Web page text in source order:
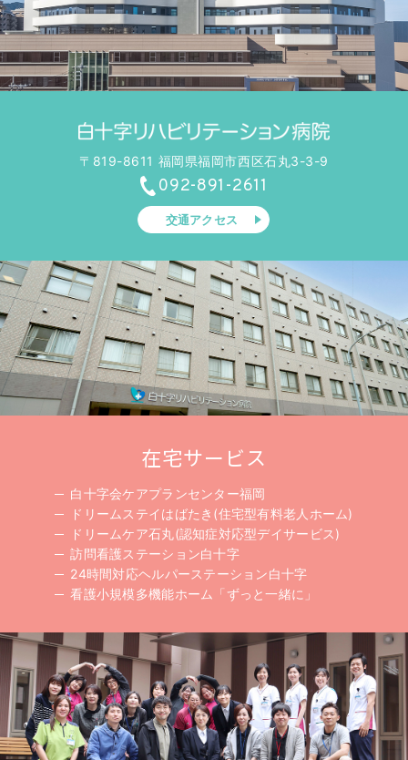
〒819-8611 福岡県福岡市西区石丸3-3-9
092-891-2611
交通アクセス
在宅サービス
白十字会ケアプランセンター福岡
ドリームステイはばたき(住宅型有料老人ホーム)
ドリームケア石丸(認知症対応型デイサービス)
訪問看護ステーション白十字
24時間対応ヘルパーステーション白十字
看護小規模多機能ホーム「ずっと一緒に」